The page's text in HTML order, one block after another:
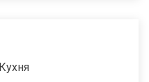
Кухня